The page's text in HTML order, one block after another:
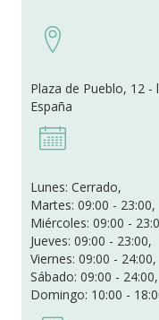
Plaza de Pueblo, 12 -
España
Lunes: Cerrado,
Martes: 09:00 - 23:00,
Miércoles: 09:00 -
Jueves: 09:00 - 23:00,
Viernes: 09:00 - 24:00,
Sábado: 09:00 - 24:00,
Domingo: 10:00 -